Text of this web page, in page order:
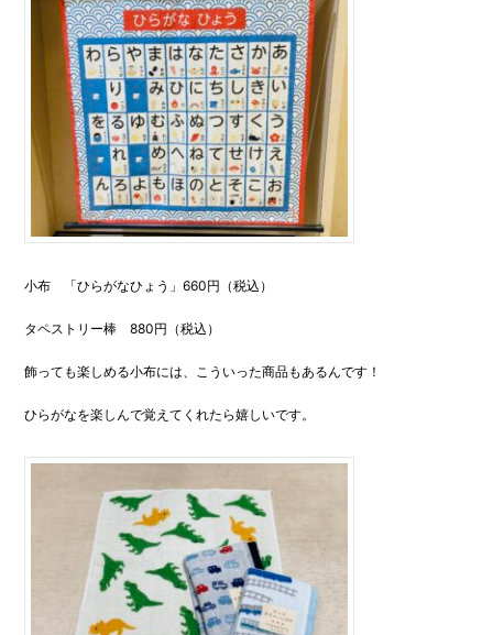
小布 「ひらがなひょう」660円（税込）
タペストリー棒 880円（税込）
飾っても楽しめる小布には、こういった商品もあるんです！
ひらがなを楽しんで覚えてくれたら嬉しいです。